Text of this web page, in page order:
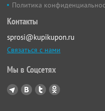
Политика
Контакты
sprosi@kupikupon.ru
Связаться с нами
Мы в Соцсетях